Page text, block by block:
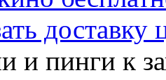
доставку
и пинги к